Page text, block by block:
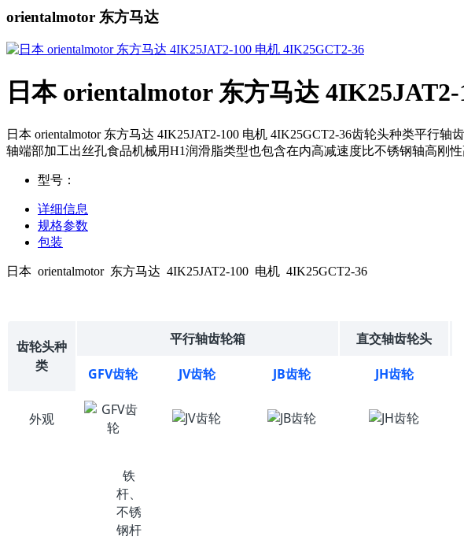
orientalmotor 东方马达
日本 orientalmotor 东方马达
日本 orientalmotor 东方马达 4IK25JAT2-100 电机 4IK25GCT2-36齿轮头种类平行
轴端部加工出丝孔食品机械用H1润滑脂类型也包含在内高减速度比不锈钢轴高刚
型号：
详细信息
规格参数
包装
日本 orientalmotor 东方马达 4IK25JAT2-100 电机 4IK25GCT2-36
齿轮头种
类
平行轴齿轮箱 直交轴齿轮头
GFV齿轮 JV齿轮 JB齿轮 JH齿轮
外观
铁
杆、
不锈
钢杆